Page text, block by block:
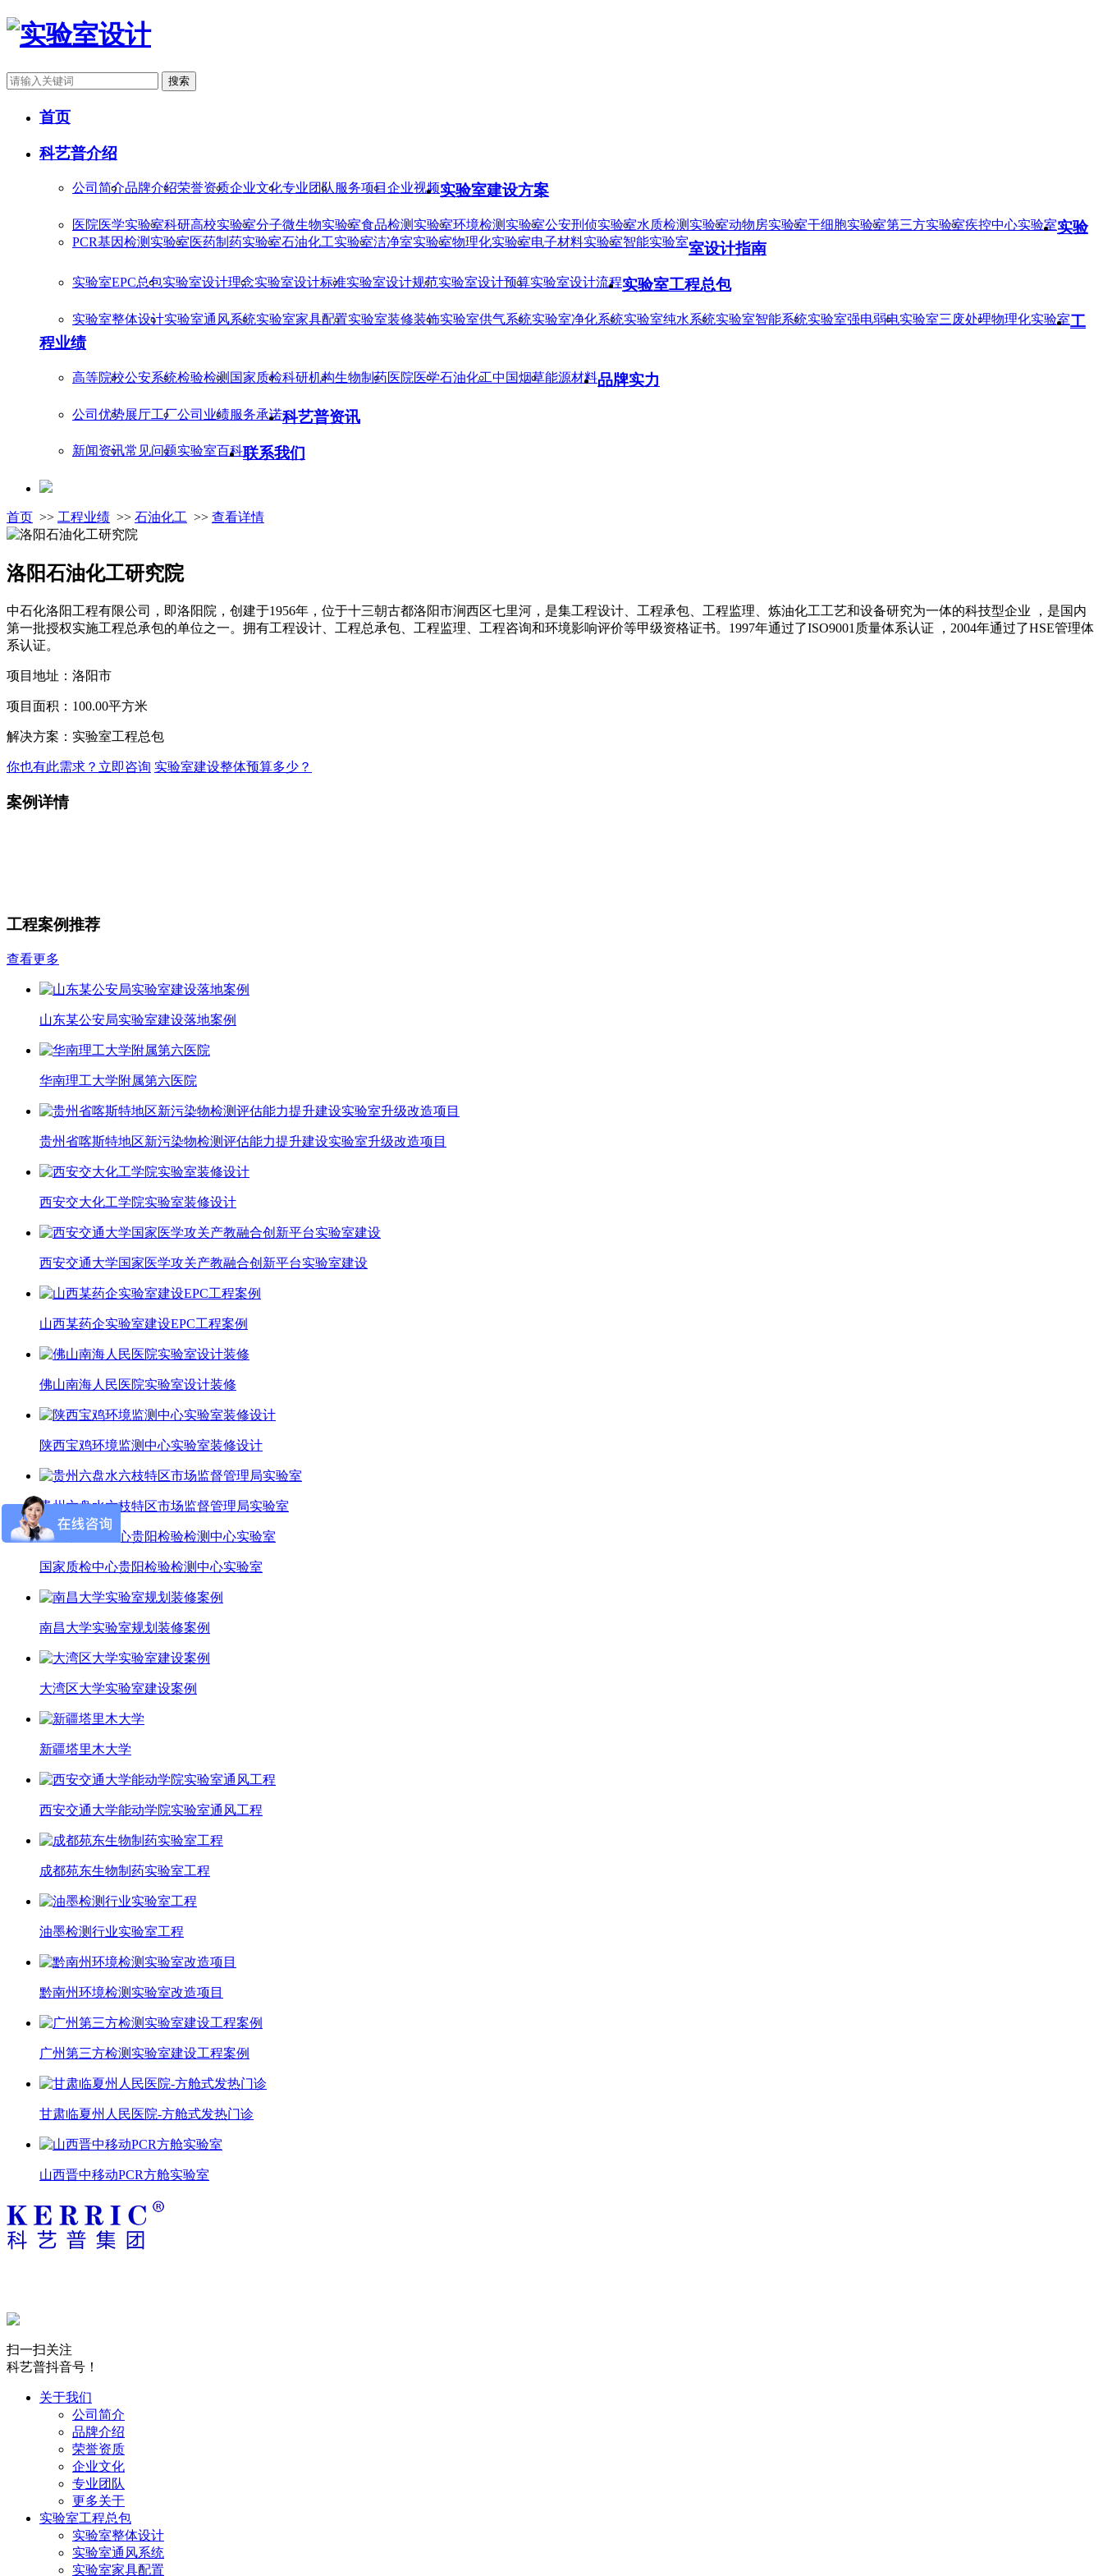
搜索
首页
科艺普介绍
公司简介品牌介绍荣誉资质企业文化专业团队 服务项目 企业视频实验室建设方案
医院医学实验室科研高校实验室分子微生物实验室食品检测实验室环境检测实验室公安刑侦实验室水质检测实验室动物房实验室干细胞实验室第三方实验室疾控中心实验室
PCR基因检测实验室医药制药实验室石油化工实验室洁净室实验室物理化实验室电子材料实验室智能实验室
实验
室设计指南
实验室EPC总包实验室设计理念实验室设计标准实验室设计规范实验室设计预算实验室设计流程实验室工程总包
实验室整体设计实验室通风系统实验室家具配置实验室装修装饰实验室供气系统实验室净化系统实验室纯水系统实验室智能系统实验室强电弱电实验室三废处理物理化实验室工
程业绩
高等院校公安系统检验检测 国家质检科研机构生物制药医院医学石油化工中国烟草能源材料品牌实力
公司优势展厅工厂公司业绩服务承诺科艺普资讯
新闻资讯常见问题实验室百科联系我们
首页 >> 工程业绩 >> 石油化工 >> 查看详情
洛阳石油化工研究院
中石化洛阳工程有限公司，即洛阳院，创建于1956年，位于十三朝古都洛阳市涧西区七里河，是集工程设计、工程承包、工程监理、炼油化工工艺和设备研究为一体的科技型企业 ，是国内
第一批授权实施工程总承包的单位之一。拥有工程设计、工程总承包、工程监理、工程咨询和环境影响评价等甲级资格证书。1997年通过了ISO9001质量体系认证 ，2004年通过了HSE管理体
系认证。
项目地址：洛阳市
项目面积：100.00平方米
解决方案：实验室工程总包
你也有此需求？立即咨询 实验室建设整体预算多少？
案例详情
工程案例推荐
查看更多
山东某公安局实验室建设落地案例
华南理工大学附属第六医院
贵州省喀斯特地区新污染物检测评估能力提升建设实验室升级改造项目
西安交大化工学院实验室装修设计
西安交通大学国家医学攻关产教融合创新平台实验室建设
山西某药企实验室建设EPC工程案例
佛山南海人民医院实验室设计装修
陕西宝鸡环境监测中心实验室装修设计
贵州六盘水六枝特区市场监督管理局实验室
国家质检中心贵阳检验检测中心实验室
南昌大学实验室规划装修案例
大湾区大学实验室建设案例
新疆塔里木大学
西安交通大学能动学院实验室通风工程
成都苑东生物制药实验室工程
油墨检测行业实验室工程
黔南州环境检测实验室改造项目
广州第三方检测实验室建设工程案例
甘肃临夏州人民医院-方舱式发热门诊
山西晋中移动PCR方舱实验室
扫一扫关注
科艺普抖音号！
关于我们
公司简介
品牌介绍
荣誉资质
企业文化
专业团队
更多关于
实验室工程总包
实验室整体设计
实验室通风系统
实验室家具配置